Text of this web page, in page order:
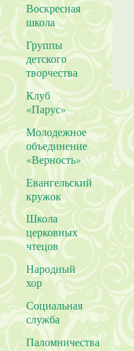
Воскресная
школа
Группы
детского
творчества
Клуб
«Парус»
Молодежное
объединение
«Верность»
Евангельский
кружок
Школа
церковных
чтецов
Народный
хор
Социальная
служба
Паломничества